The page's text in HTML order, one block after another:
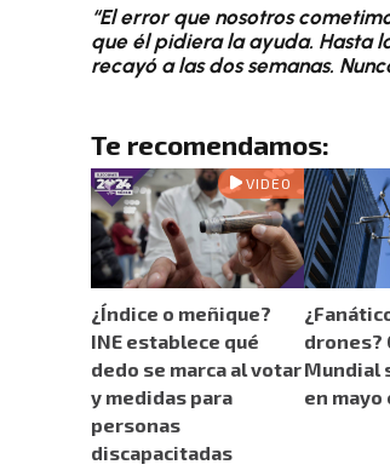
“El error que nosotros
que él pidiera la ayuda. Hasta
recayó a las dos semanas.
Te recomendamos:
VIDEO
¿Índice o meñique?
INE establece qué
dedo se marca al votar
y medidas para
personas
discapacitadas
drones?
Mundial
en mayo